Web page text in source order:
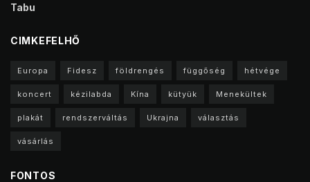
Tabu
CIMKEFELHŐ
Europa Fidesz földrengés függőség hétvége
koncert kézilabda Kína kütyük Menekültek
plakát rendszerváltás Ukrajna választás
vásárlás
FONTOS